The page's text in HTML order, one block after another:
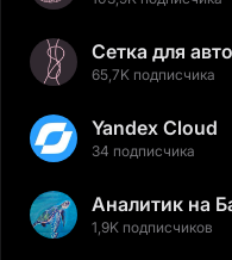
Сетка для
65,7K подписчика
Yandex Cloud
34 подписчика
Аналитик на
Неверов
1,9K подписчиков